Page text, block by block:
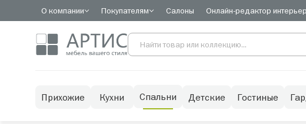
О компании Покупателям Салоны Онлайн-редактор
Прихожие Кухни Спальни Детские Гостиные